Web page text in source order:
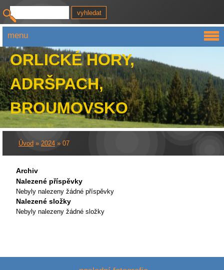
ORLICKÉ HORY,
ADRŠPACH,
BROUMOVSKO
Úvod » 2024 » 07
Archiv
Nalezené příspěvky
Nebyly nalezeny žádné příspěvky
Nalezené složky
Nebyly nalezeny žádné složky
menu